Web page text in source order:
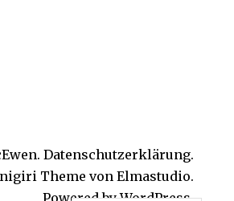
Datenschutzerklärung
Theme von Elmastudio.
Powered byWordPress.